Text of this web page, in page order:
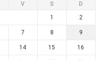
V S
D
1
2
7 8 9
14 15 16